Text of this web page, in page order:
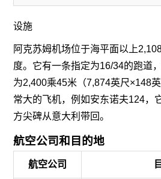
设施
阿克苏姆机场位于海平面以上
度。它有一条指定为16/34的跑道
为2,400乘45米（7,874英尺×148
常大的飞机，例如安东诺夫124，
方尖碑从意大利带回。
航空公司和目的地
航空公司